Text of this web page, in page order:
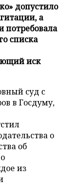
допустило
а
потребовала
списка
иск
суд с
в Госдуму,
о
об
из